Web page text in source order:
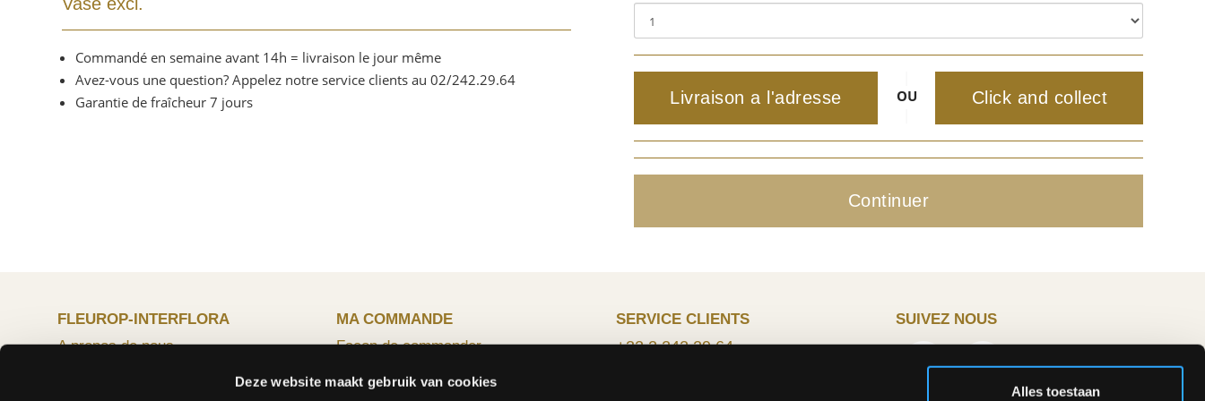
Deze website maakt gebruik van cookies
Alles toestaan
Commandé en semaine avant 14h = livraison le jour même
Avez-vous une question? Appelez notre service clients au 02/242.29.64
Garantie de fraîcheur 7 jours
Livraison a l'adresse
OU
Click and collect
Continuer
FLEUROP-INTERFLORA
A propos de nous
Pourquoi choisir Fleurop-Interflora ?
MA COMMANDE
Façon de commander
Des prix et des frais
SERVICE CLIENTS
+32 2 242 29 64
SUIVEZ NOUS